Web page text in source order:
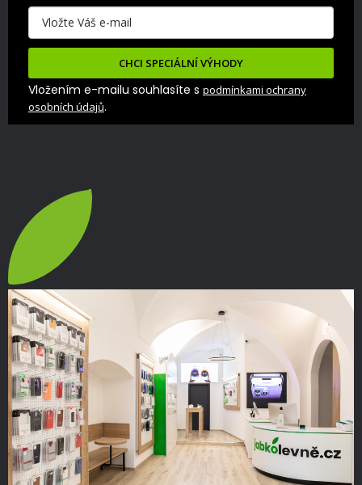
CHCI SPECIÁLNÍ VÝHODY
Vložením e-mailu souhlasíte s podmínkami ochrany
osobních údajů.